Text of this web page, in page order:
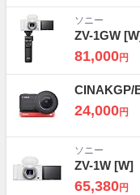
ソニー
ZV-1GW
81,000円
CINAKGP/
24,000円
ソニー
ZV-1W [W]
65,380円